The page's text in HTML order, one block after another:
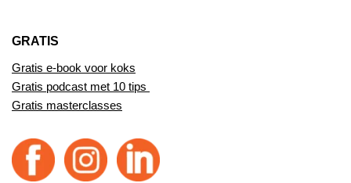
GRATIS
Gratis e-book voor koks
Gratis podcast met 10 tips
Gratis masterclasses